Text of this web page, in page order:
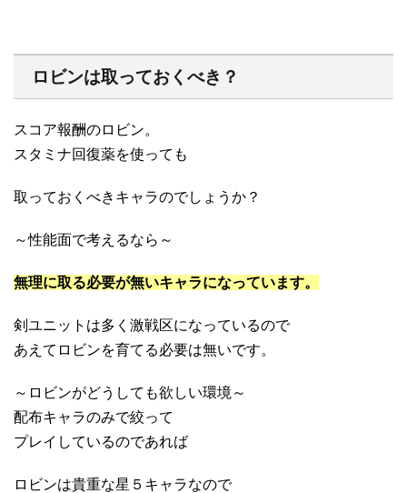
ロビンは取っておくべき？
スコア報酬のロビン。
スタミナ回復薬を使っても
取っておくべきキャラのでしょうか？
～性能面で考えるなら～
無理に取る必要が無いキャラになっています。
剣ユニットは多く激戦区になっているので
あえてロビンを育てる必要は無いです。
～ロビンがどうしても欲しい環境～
配布キャラのみで絞って
プレイしているのであれば
ロビンは貴重な星５キャラなので